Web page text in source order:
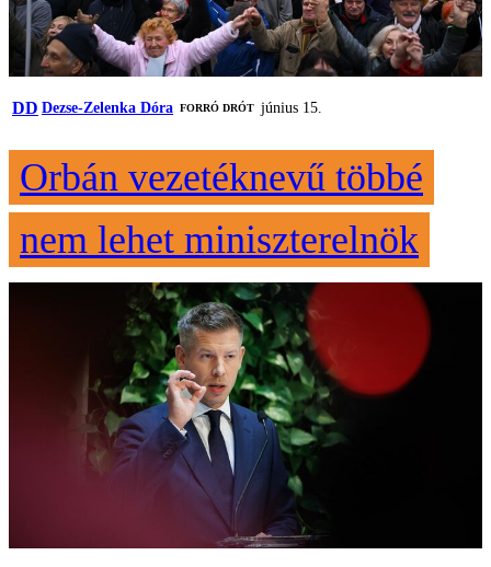
DD Dezse-Zelenka Dóra FORRÓ DRÓT június 15.
Orbán vezetéknevű többé
nem lehet miniszterelnök